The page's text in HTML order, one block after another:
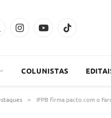
InstagramYouTubeTikTok
COLUNISTAS
» IFPB firma pacto com o